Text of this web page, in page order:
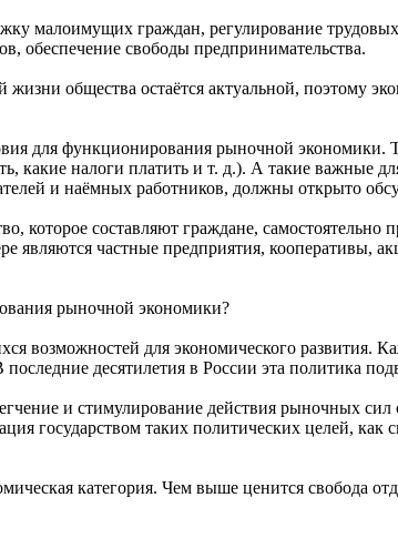
малоимущих граждан, регулирование
обеспечение свободы предпринимательства.
общества остаётся актуальной, поэтому
для функционирования рыночной экономики.
какие налоги платить и т. д.). А такие важные
и наёмных работников, должны открыто
которое составляют граждане,
являются частные предприятия, кооперативы,
рыночной экономики?
для экономического развития.
десятилетия в России эта политика
и стимулирование действия рыночных
государством таких политических целей, как
категория. Чем выше ценится свобода